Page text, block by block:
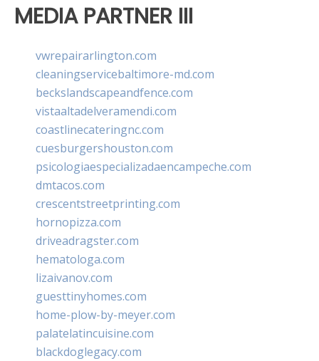
MEDIA PARTNER III
vwrepairarlington.com
cleaningservicebaltimore-md.com
beckslandscapeandfence.com
vistaaltadelveramendi.com
coastlinecateringnc.com
cuesburgershouston.com
psicologiaespecializadaencampeche.com
dmtacos.com
crescentstreetprinting.com
hornopizza.com
driveadragster.com
hematologa.com
lizaivanov.com
guesttinyhomes.com
home-plow-by-meyer.com
palatelatincuisine.com
blackdoglegacy.com